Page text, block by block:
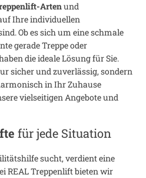
Artenund
Ihre individuellen
Ob es sich um eine schmale
gerade Treppe oder
die ideale Lösung für Sie.
sicher und zuverlässig, sondern
in Ihr Zuhause
vielseitigen Angebote und
für jede Situation
sucht, verdient eine
REAL Treppenlift bieten wir